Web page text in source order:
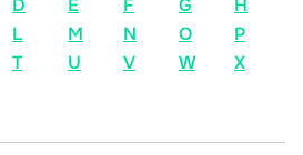
D E F G
H
L M N O
P
T U V W
X